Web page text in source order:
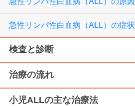
急性リンパ性白血病（ALL）の症状
検査と診断
治療の流れ
小児ALLの主な治療法